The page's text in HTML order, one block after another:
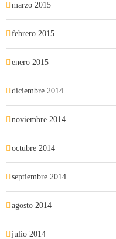
marzo 2015
febrero 2015
enero 2015
diciembre 2014
noviembre 2014
octubre 2014
septiembre 2014
agosto 2014
julio 2014